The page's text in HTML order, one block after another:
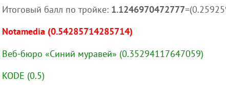
Итоговый балл по тройке: 1.1246970472777
Notamedia (0.54285714285714)
Веб-бюро «Синий муравей» (0.35294117647059)
KODE (0.5)